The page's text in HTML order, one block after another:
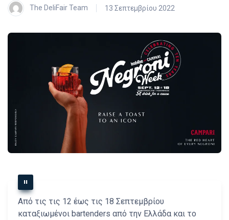
The DeliFair Team 13 Σεπτεμβρίου 2022
Από τις τις 12 έως τις 18 Σεπτεμβρίου
καταξιωμένοι bartenders από την Ελλάδα και το